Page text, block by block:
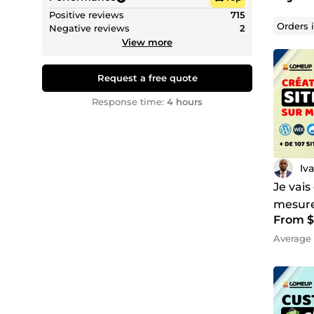
Positive reviews
715
Negative reviews
2
View more
Request a free quote
Response time: 4 hours
MES
En tant
variés
Orders
Je
Drupal
From
Average